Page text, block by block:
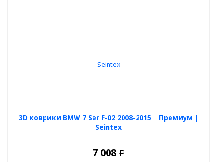
3D коврики BMW 7 Ser F-02 2008-2015 | Премиум |
Seintex
7 008 Р